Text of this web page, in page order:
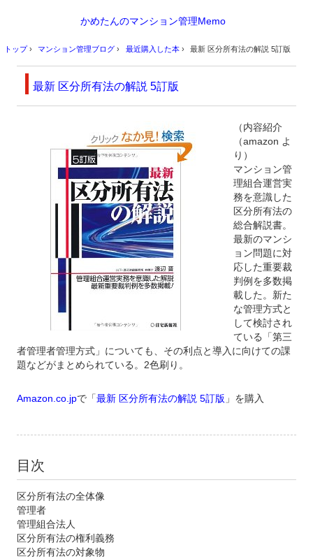
かめたんのマンション管理Memo
トップ› マンション管理ブログ › 最近購入した本› 最新 区分所有法の解説 5訂版
最新 区分所有法の解説 5訂版
（内容紹介
（amazon よ
り）
マンション管
理組合運営実
務を意識した
区分所有法の
総合解説書。
最新のマンシ
ョン問題に対
応した重要裁
判例を多数掲
載した。新た
な管理方式と
して検討され
ている「第三
者管理者管理方式」についても、その利点と導入に向けての課
題などがまとめられている。2色刷り。
Amazon.co.jpで「最新 区分所有法の解説 5訂版 」を購入
目次
区分所有法の全体像
管理者
管理組合法人
区分所有法の権利義務
区分所有法の対象物